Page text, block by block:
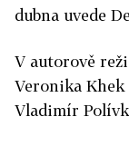
dubna uvede
V autorově
Veronika
Vladimír